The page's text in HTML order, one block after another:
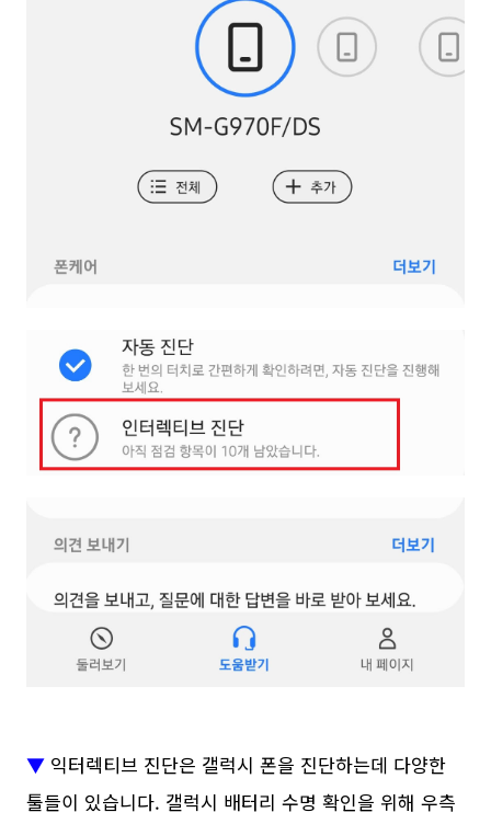
▼ 익터렉티브 진단은 갤럭시 폰을 진단하는데 다양한
툴들이 있습니다. 갤럭시 배터리 수명 확인을 위해 우측